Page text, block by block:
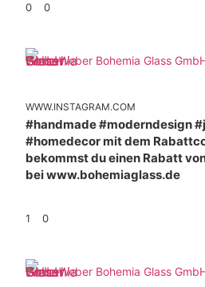
0 0
Weber Bohemia Glass
WWW.INSTAGRAM.COM
#handmade #moderndesign
#homedecor mit dem
bekommst du einen Rabatt
bei www.bohemiaglass.de
1 0
Weber Bohemia Glass